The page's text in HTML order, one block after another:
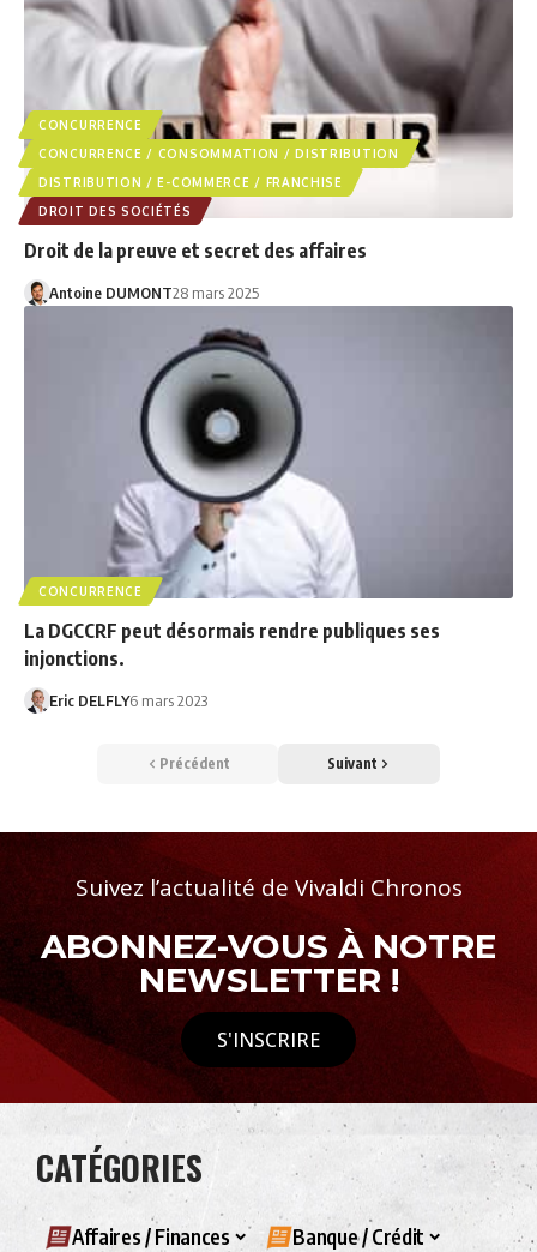
CONCURRENCE
CONCURRENCE / CONSOMMATION / DISTRIBUTION
DISTRIBUTION / E-COMMERCE / FRANCHISE
DROIT DES SOCIÉTÉS
Droit de la preuve et secret des affaires
Antoine DUMONT28 mars 2025
CONCURRENCE
La DGCCRF peut désormais rendre publiques ses
injonctions.
Eric DELFLY6 mars 2023
Précédent Suivant
Suivez l’actualité de Vivaldi Chronos
ABONNEZ-VOUS À NOTRE
NEWSLETTER !
S'INSCRIRE
CATÉGORIES
Affaires / Finances Banque / Crédit